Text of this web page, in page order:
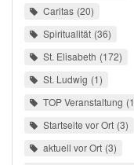
Caritas 20
Spiritualität 36
St. Elisabeth 172
St. Ludwig 1
TOP Veranstaltung 1
Startseite vor Ort 3
aktuell vor Ort 3